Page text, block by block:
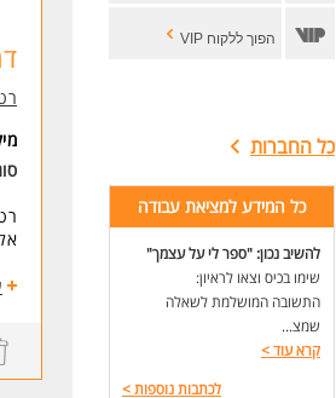
הפוך ללקוח VIP
כל החברות
כל המידע למציאת עבודה
להשיב נכון: "ספר לי על עצמך"
שימו בכיס וצאו לראיון:
התשובה המושלמת לשאלה
שמצ...
קרא עוד>
לכתבות נוספות>